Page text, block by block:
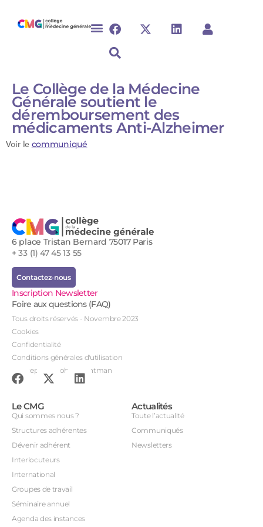
Le Collège de la Médecine
Générale soutient le
déremboursement des
médicaments Anti-Alzheimer
Voir le communiqué
6 place Tristan Bernard 75017 Paris
+ 33 (1) 47 45 13 55
Contactez-nous
Inscription Newsletter
Foire aux questions (FAQ)
Tous droits réservés - Novembre 2023
Cookies
Confidentialité
Conditions générales d'utilisation
Conception : John Brightman
Le CMG
Qui sommes nous ?
Structures adhérentes
Dévenir adhérent
Interlocuteurs
International
Groupes de travail
Séminaire annuel
Agenda des instances
Actualités
Toute l’actualité
Communiqués
Newsletters